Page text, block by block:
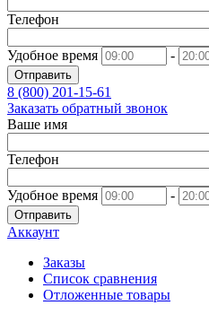
Телефон
Удобное время -
Отправить
8 (800) 201-15-61
Заказать обратный звонок
Ваше имя
Телефон
Удобное время -
Отправить
Аккаунт
Заказы
Список сравнения
Отложенные товары